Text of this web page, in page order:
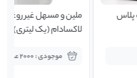
پلاس
ملین و مسهل غیر روغنی
لاکسادام (یک لیتری)
موجودی : 2000 عدد